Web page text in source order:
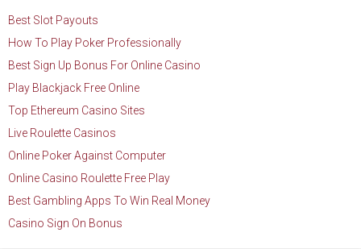
Best Slot Payouts
How To Play Poker Professionally
Best Sign Up Bonus For Online Casino
Play Blackjack Free Online
Top Ethereum Casino Sites
Live Roulette Casinos
Online Poker Against Computer
Online Casino Roulette Free Play
Best Gambling Apps To Win Real Money
Casino Sign On Bonus